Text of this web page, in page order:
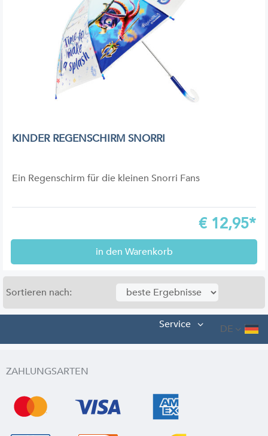
KINDER REGENSCHIRM SNORRI
Ein Regenschirm für die kleinen Snorri Fans
€ 12,95*
in den Warenkorb
Sortieren nach:
DE
Service
ZAHLUNGSARTEN